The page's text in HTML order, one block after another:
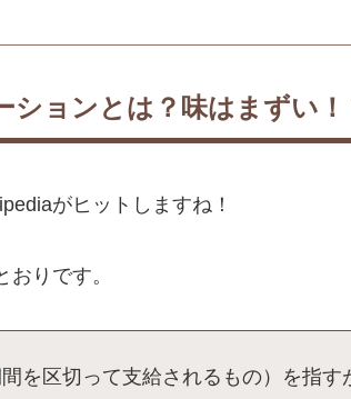
ションとは？味はまずい！
がヒットしますね！
りです。
を区切って支給されるもの）を指す